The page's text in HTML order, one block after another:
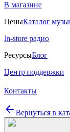
В магазине
ЦеныКаталог
In-store радио
РесурсыБлог
Центр поддержки
Контакты
Вернуться в